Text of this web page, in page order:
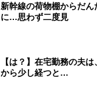
新幹線の荷物棚からだ
に…思わず二度見
【は？】在宅勤務の夫
から少し経つと…